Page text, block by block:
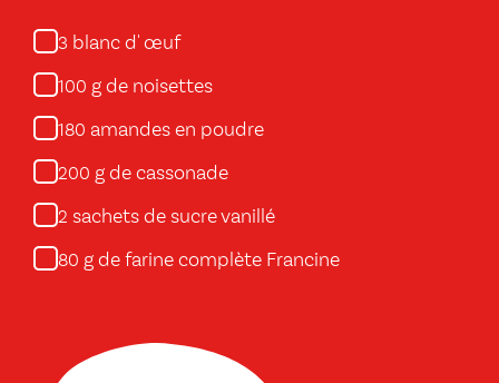
3 blanc d' œuf
100 g de noisettes
180 amandes en poudre
200 g de cassonade
2 sachets de sucre vanillé
80 g de farine complète Francine